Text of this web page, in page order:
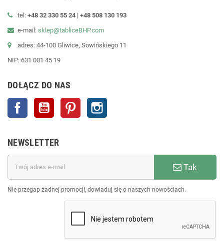
tel: +48 32 330 55 24 | +48 508 130 193
e-mail: sklep@tabliceBHP.com
adres: 44-100 Gliwice, Sowińskiego 11
NIP: 631 001 45 19
DOŁĄCZ DO NAS
Facebook YouTube Pinterest
NEWSLETTER
Tak
Nie przegap żadnej promocji, dowiaduj się o naszych nowościach.